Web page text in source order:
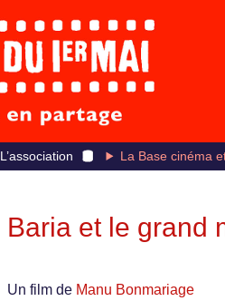
L’association La Base cinéma
Baria et le grand
Un film de Manu Bonmariage